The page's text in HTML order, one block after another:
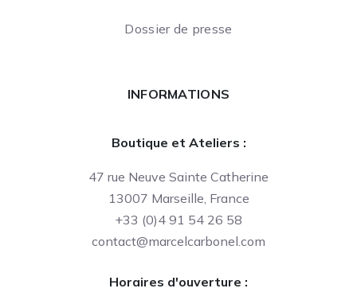
Dossier de presse
INFORMATIONS
Boutique et Ateliers :
47 rue Neuve Sainte Catherine
13007 Marseille, France
+33 (0)4 91 54 26 58
contact@marcelcarbonel.com
Horaires d'ouverture :